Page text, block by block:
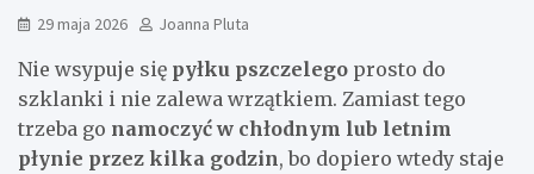
29 maja 2026 Joanna Pluta
Nie wsypuje się pyłku pszczelego prosto do
szklanki i nie zalewa wrzątkiem. Zamiast tego
trzeba go namoczyć w chłodnym lub letnim
płynie przez kilka godzin, bo dopiero wtedy staje